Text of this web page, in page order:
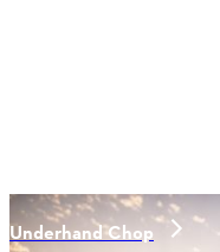
Underhand Chop